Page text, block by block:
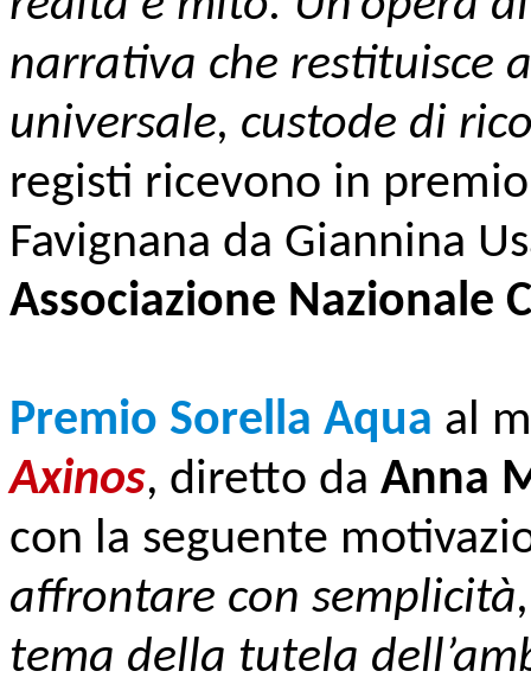
narrativa che restituisce
universale, custode di
registi ricevono in
Favignana da Giannina
Associazione Nazionale
Premio Sorella Aqua al
Axinos, diretto da Anna
con la seguente
affrontare con
tema della tutela